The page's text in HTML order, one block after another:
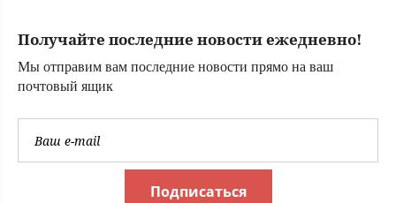
Получайте последние новости ежедневно!
Мы отправим вам последние новости прямо на ваш
почтовый ящик
Подписаться